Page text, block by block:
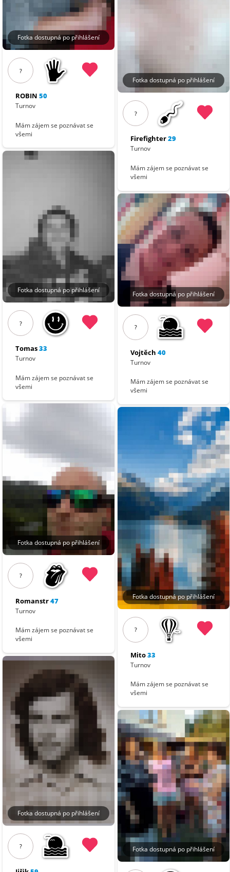
Fotka dostupná po přihlášení
?
ROBIN 50
Turnov
Mám zájem se poznávat se
všemi
Fotka dostupná po přihlášení
?
Tomas33
Turnov
Mám zájem se poznávat se
všemi
Fotka dostupná po přihlášení
?
Romanstr47
Turnov
Mám zájem se poznávat se
všemi
Fotka dostupná po přihlášení
?
Fotka dostupná po přihlášení
?
Firefighter29
Turnov
Mám zájem se poznávat se
všemi
Fotka dostupná po přihlášení
?
Vojtěch 40
Turnov
Mám zájem se poznávat se
všemi
Fotka dostupná po přihlášení
?
Mito33
Turnov
Mám zájem se poznávat se
všemi
Fotka dostupná po přihlášení